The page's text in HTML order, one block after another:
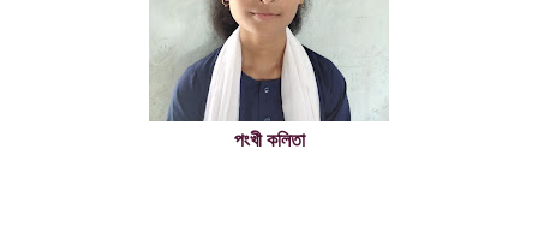
পংখী কলিতা